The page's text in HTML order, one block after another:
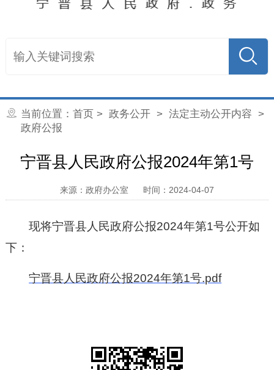
当前位置： 首页 > 政务公开> 法定主动公开内容 >
政府公报
宁晋县人民政府公报2024年第1号
来源：政府办公室 时间：2024-04-07
现将宁晋县人民政府公报2024年第1号公开如
下：
宁晋县人民政府公报2024年第1号.pdf